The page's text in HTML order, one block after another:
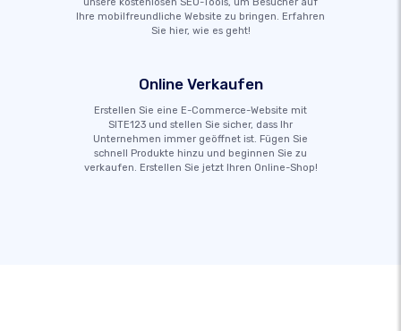
Ihre mobilfreundliche Website zu bringen. Erfahren
Sie hier, wie es geht!
Online Verkaufen
Erstellen Sie eine E-Commerce-Website mit
SITE123 und stellen Sie sicher, dass Ihr
Unternehmen immer geöffnet ist. Fügen Sie
schnell Produkte hinzu und beginnen Sie zu
verkaufen. Erstellen Sie jetzt Ihren Online-Shop!